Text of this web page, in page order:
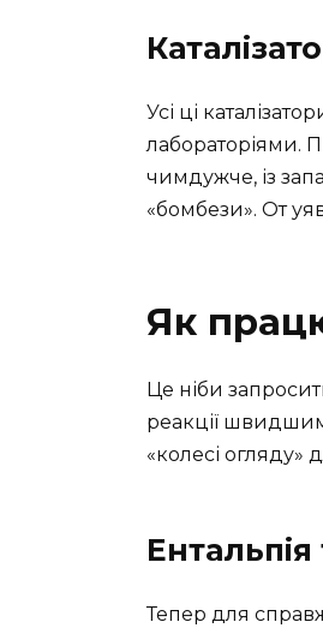
Усі ці
лабораторіями.
чимдужче, із
«бомбези». От
Як
Це ніби
реакції
«колесі огляду»
Ентальпія
Тепер для